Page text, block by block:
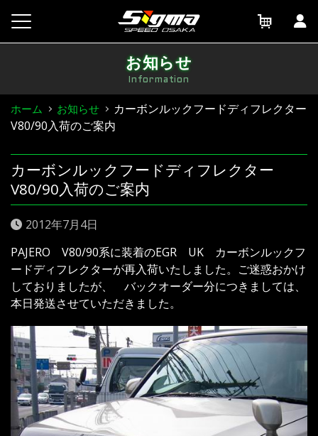
content
お知らせ
Information
ホーム お知らせ
カーボンルックフードディフレクター
V80/90入荷のご案内
カーボンルックフードディフレクター
V80/90入荷のご案内
2012年7月4日
PAJERO V80/90系に装着のEGR UK カーボンルックフ
ードディフレクターが再入荷いたしました。ご迷惑おかけ
しておりましたが、 バックオーダー分につきましては、
本日発送させていただきました。